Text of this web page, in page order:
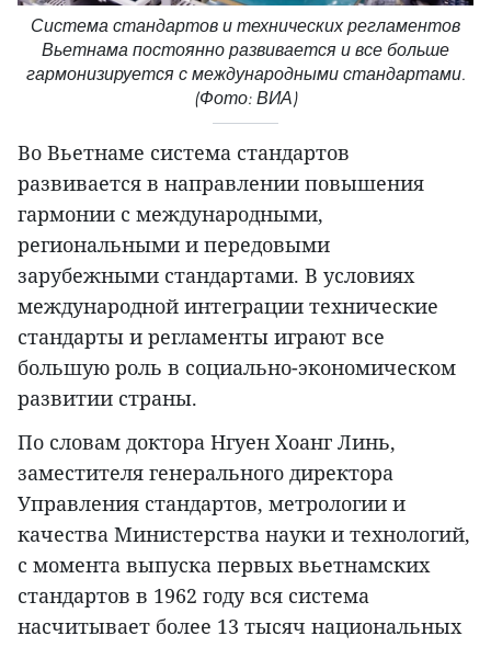
Система стандартов и технических регламентов
Вьетнама постоянно развивается и все больше
гармонизируется с международными стандартами.
(Фото: ВИА)
Во Вьетнаме система стандартов
развивается в направлении повышения
гармонии с международными,
региональными и передовыми
зарубежными стандартами. В условиях
международной интеграции технические
стандарты и регламенты играют все
большую роль в социально-экономическом
развитии страны.
По словам доктора Нгуен Хоанг Линь,
заместителя генерального директора
Управления стандартов, метрологии и
качества Министерства науки и технологий,
с момента выпуска первых вьетнамских
стандартов в 1962 году вся система
насчитывает более 13 тысяч национальных